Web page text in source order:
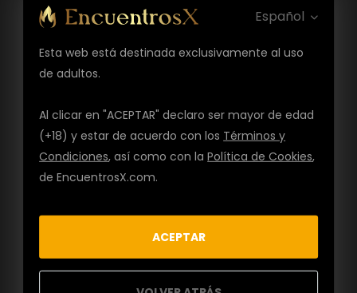
Español
Esta web está destinada exclusivamente al uso
de adultos.
Al clicar en "ACEPTAR" declaro ser mayor de edad
(+18) y estar de acuerdo con los Términos y
Condiciones, así como con laPolítica de Cookies,
de EncuentrosX.com.
ACEPTAR